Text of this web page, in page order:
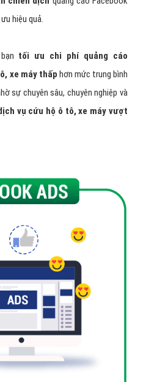
cáo facebook dịch vụ cứu hộ
giá rẻ.Đội ngũ kỹ thuật với kinh
chiến dịchquảng cáo Facebook
hiệu quả.
xe máy thấphơn mức trung bình
sự chuyên sâu, chuyên nghiệp và
vụ cứu hộ ô tô, xe máy vượt